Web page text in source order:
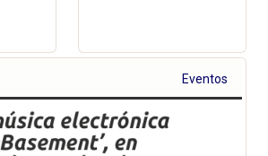
Eventos